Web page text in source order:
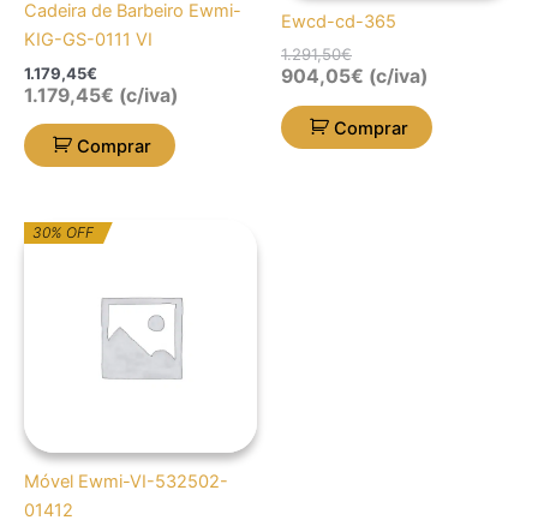
Cadeira de Barbeiro Ewmi-
KIG-GS-0111 VI
1.179,45€
1.179,45€ (c/iva)
Comprar
Ewcd-cd-365
1.291,50€
904,05€ (c/iva)
Comprar
30% OFF
Móvel Ewmi-VI-532502-
01412
O
preço
264,45€.
O
preço
185,12€.